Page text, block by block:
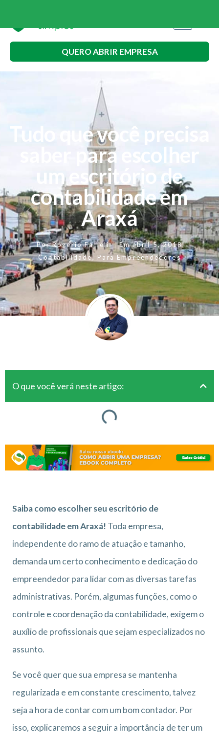
QUERO ABRIR EMPRESA
Tudo que você precisa
saber para escolher
um escritório de
contabilidade em
Araxá
PorRogerio Fameli Em abril 5, 2018
Contabilidade, Para Empreendedores
O que você verá neste artigo:
Saiba como escolher seu escritório de
contabilidade em Araxá! Toda empresa,
independente do ramo de atuação e tamanho,
demanda um certo conhecimento e dedicação do
empreendedor para lidar com as diversas tarefas
administrativas. Porém, algumas funções, como o
controle e coordenação da contabilidade, exigem o
auxílio de profissionais que sejam especializados no
assunto.
Se você quer que sua empresa se mantenha
regularizada e em constante crescimento, talvez
seja a hora de contar com um bom contador. Por
isso, explicaremos a seguir a importância de ter um